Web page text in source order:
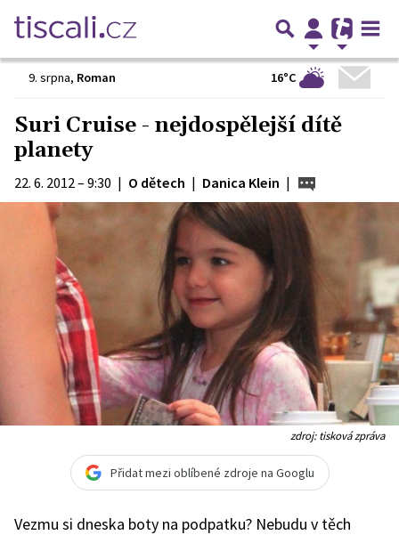
9. srpna, Roman 16°C
Suri Cruise - nejdospělejší dítě
planety
22. 6. 2012 – 9:30 | O dětech | Danica Klein |
zdroj: tisková zpráva
Přidat mezi oblíbené zdroje na Googlu
Vezmu si dneska boty na podpatku? Nebudu v těch